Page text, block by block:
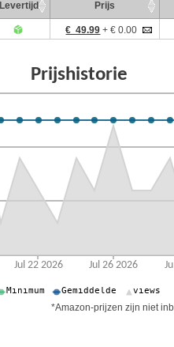
Levertijd Prijs
€ 49.99 + € 0.00
*Amazon-prijzen zijn niet